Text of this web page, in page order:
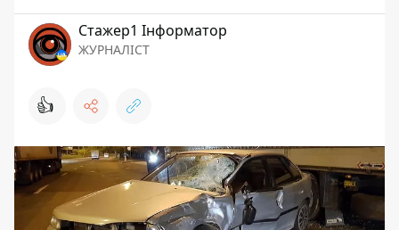
Стажер1 Інформатор
ЖУРНАЛІСТ
👍